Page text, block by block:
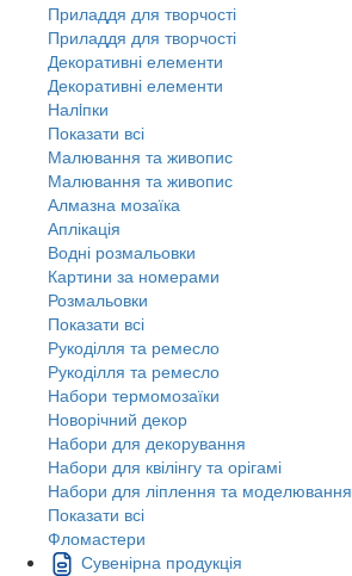
Приладдя для творчості
Приладдя для творчості
Декоративні елементи
Декоративні елементи
Налiпки
Показати всі
Малювання та живопис
Малювання та живопис
Алмазна мозаїка
Аплікація
Водні розмальовки
Картини за номерами
Розмальовки
Показати всі
Рукоділля та ремесло
Рукоділля та ремесло
Набори термомозаїки
Новорічний декор
Набори для декорування
Набори для квілінгу та орігамі
Набори для ліплення та моделювання
Показати всі
Фломастери
Сувенірна продукція